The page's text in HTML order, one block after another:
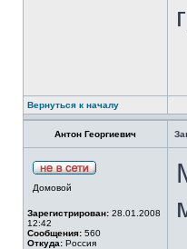
Вернуться к началу
Антон Георгиевич
Домовой
Зарегистрирован: 28.01.2008
12:42
Сообщения: 560
Откуда: Россия